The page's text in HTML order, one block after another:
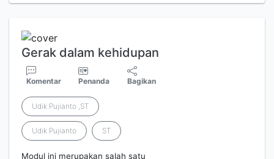
Gerak dalam kehidupan
Komentar Penanda Bagikan
Udik Pujianto ,ST
Udik Pujianto ST
Modul ini merupakan salah satu